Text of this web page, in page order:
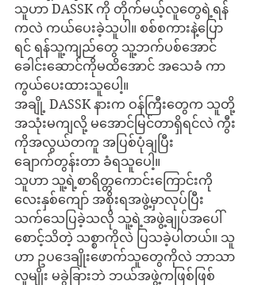
သူဟာ DASSK ကို တိုက်မယ့်လူတွေရဲ့ရန်
ကလဲ ကယ်ပေးခဲ့သူပါ။ စစ်စကားနဲ့ပြော
ရင် ရန်သူ့ကျည်တွေ သူ့ဘက်ပစ်အောင်
ခေါင်းဆောင်ကိုမထိအောင် အသေခံ ကာ
ကွယ်ပေးထားသူပေါ့။
အချို့ DASSK နားက ဝန်ကြီးတွေက သူတို့
အသုံးမကျလို့ မအောင်မြင်တာရှိရင်လဲ ကွီး
ကိုအလွယ်တကူ အပြစ်ပုံချပြီး
ချောက်တွန်းတာ ခံရသူပေါ့။
သူဟာ သူ့ရဲ့စာရိတ္တကောင်းကြောင်းကို
လေးနှစ်ကျော် အစိုးရအဖွဲ့မှာလုပ်ပြီး
သက်သေပြခဲ့သလို သူ့ရဲ့အဖွဲ့ချုပ်အပေါ်
စောင့်သိတဲ့ သစ္စာကိုလဲ ပြသခဲ့ပါတယ်။ သူ
ဟာ ဥပဒေချိုးဖောက်သူတွေကိုလဲ ဘာသာ
လူမျိုး မခွဲခြားဘဲ ဘယ်အဖွဲ့ကဖြစ်ဖြစ်